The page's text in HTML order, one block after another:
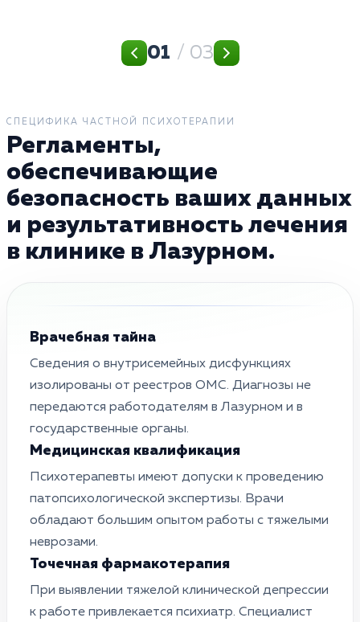
01 / 03
СПЕЦИФИКА ЧАСТНОЙ ПСИХОТЕРАПИИ
Регламенты,
обеспечивающие
безопасность ваших данных
и результативность лечения
в клинике в Лазурном.
Врачебная тайна
Сведения о внутрисемейных дисфункциях
изолированы от реестров ОМС. Диагнозы не
передаются работодателям в Лазурном и в
государственные органы.
Медицинская квалификация
Психотерапевты имеют допуски к проведению
патопсихологической экспертизы. Врачи
обладают большим опытом работы с тяжелыми
неврозами.
Точечная фармакотерапия
При выявлении тяжелой клинической депрессии
к работе привлекается психиатр. Специалист